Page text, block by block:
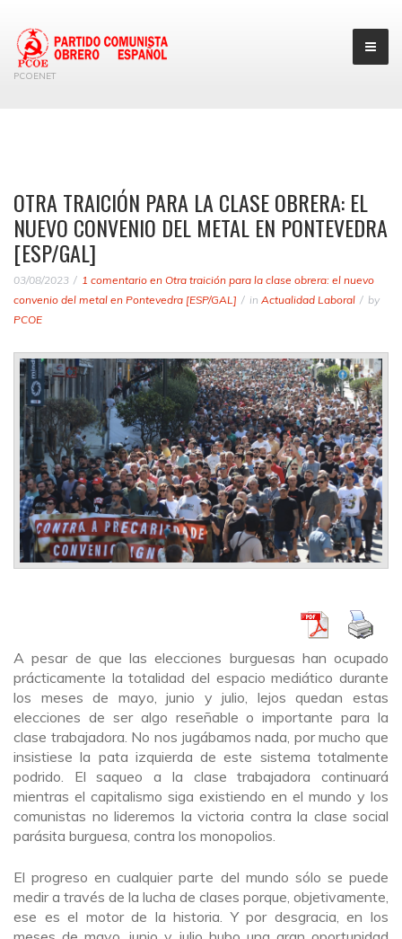
PCOENET
OTRA TRAICIÓN PARA LA CLASE OBRERA: EL
NUEVO CONVENIO DEL METAL EN PONTEVEDRA
[ESP/GAL]
03/08/2023 1 comentario en Otra traición para la clase obrera: el nuevo
convenio del metal en Pontevedra [ESP/GAL]
in Actualidad Laboral
by
PCOE
A pesar de que las elecciones burguesas han ocupado
prácticamente la totalidad del espacio mediático durante
los meses de mayo, junio y julio, lejos quedan estas
elecciones de ser algo reseñable o importante para la
clase trabajadora. No nos jugábamos nada, por mucho que
insistiese la pata izquierda de este sistema totalmente
podrido. El saqueo a la clase trabajadora continuará
mientras el capitalismo siga existiendo en el mundo y los
comunistas no lideremos la victoria contra la clase social
parásita burguesa, contra los monopolios.
El progreso en cualquier parte del mundo sólo se puede
medir a través de la lucha de clases porque, objetivamente,
ese es el motor de la historia. Y por desgracia, en los